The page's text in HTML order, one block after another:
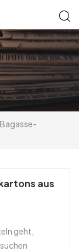
aus
geht,